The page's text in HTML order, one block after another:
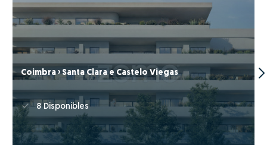
Coimbra › Santa Clara e Castelo Viegas
8 Disponibles